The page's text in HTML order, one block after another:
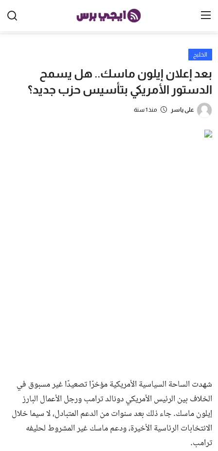
الرئيسية
الخليج
الخليج
بعد إعلان إيلون ماسك.. هل يسمح
الدستور الأمريكي بتأسيس حزب جديد؟
على ياسر منذ 1 سنة
شهدت الساحة السياسية الأمريكية مؤخرًا تصعيدًا غير مسبوق في
الخلاف بين الرئيس الأمريكي دونالد ترامب ورجل الأعمال البارز
إيلون ماسك. جاء ذلك بعد سنوات من الدعم المتبادل، لا سيما خلال
الانتخابات الرئاسية الأخيرة، ودعم ماسك غير المشروط لحليفه
ترامب.